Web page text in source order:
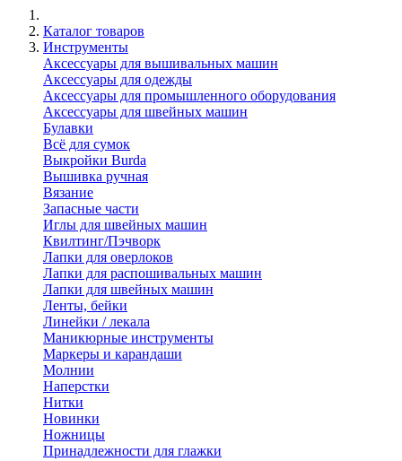
Каталог товаров
Инструменты
Аксессуары для вышивальных машин
Аксессуары для одежды
Аксессуары для промышленного оборудования
Аксессуары для швейных машин
Булавки
Всё для сумок
Выкройки Burda
Вышивка ручная
Вязание
Запасные части
Иглы для швейных машин
Квилтинг/Пэчворк
Лапки для оверлоков
Лапки для распошивальных машин
Лапки для швейных машин
Ленты, бейки
Линейки / лекала
Маникюрные инструменты
Маркеры и карандаши
Молнии
Наперстки
Нитки
Новинки
Ножницы
Принадлежности для глажки